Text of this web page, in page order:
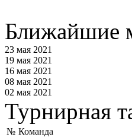
Ближайшие
23 мая 2021
19 мая 2021
16 мая 2021
08 мая 2021
02 мая 2021
Турнирная
№ Команда